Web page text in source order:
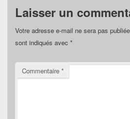
Laisser un
Votre adresse e-mail ne sera pas
sont indiqués avec *
Commentaire *